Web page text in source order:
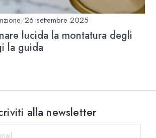
/26 settembre 2025
lucida la montatura degli
la guida
alla newsletter